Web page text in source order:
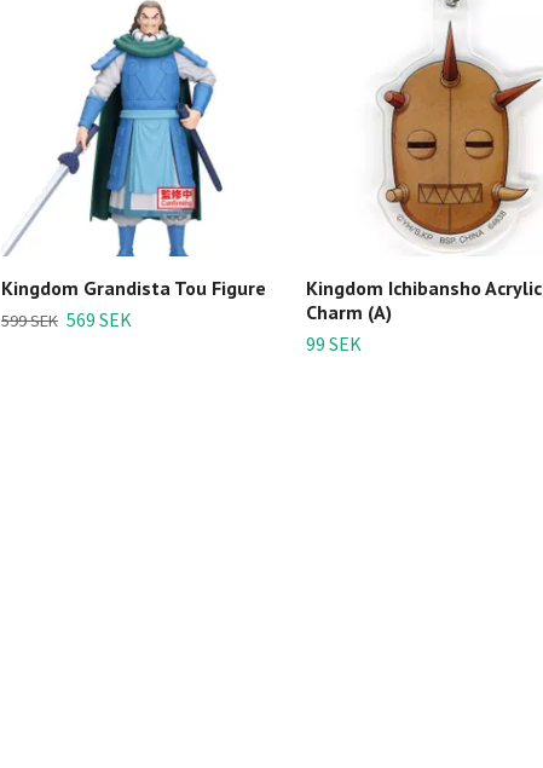
Kingdom Grandista Tou Figure
599 SEK 569 SEK
Kingdom Ichibansho Acrylic
Charm (A)
99 SEK